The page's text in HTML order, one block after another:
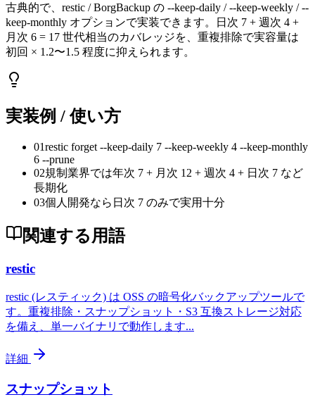
古典的で、restic / BorgBackup の --keep-daily / --keep-weekly / --
keep-monthly オプションで実装できます。日次 7 + 週次 4 +
月次 6 = 17 世代相当のカバレッジを、重複排除で実容量は
初回 × 1.2〜1.5 程度に抑えられます。
実装例 / 使い方
01restic forget --keep-daily 7 --keep-weekly 4 --keep-monthly
6 --prune
02規制業界では年次 7 + 月次 12 + 週次 4 + 日次 7 など
長期化
03個人開発なら日次 7 のみで実用十分
関連する用語
restic
restic (レスティック) は OSS の暗号化バックアップツールで
す。重複排除・スナップショット・S3 互換ストレージ対応
を備え、単一バイナリで動作します...
詳細
スナップショット